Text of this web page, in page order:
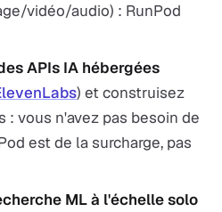
vidéo/audio) : RunPod
APIs IA hébergées
) et construisez
: vous n'avez pas besoin de
est de la surcharge, pas
ML à l'échelle solo